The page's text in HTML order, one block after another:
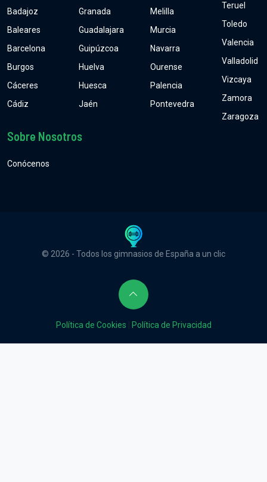
Badajoz
Baleares
Barcelona
Burgos
Cáceres
Cádiz
Granada
Guadalajara
Guipúzcoa
Huelva
Huesca
Jaén
Melilla
Murcia
Navarra
Ourense
Palencia
Pontevedra
Teruel
Toledo
Valencia
Valladolid
Vizcaya
Zamora
Zaragoza
Sobre Nosotros
Conócenos
© 2026 - Todos los gimnasios de España a un clic
Política de Cookies Política de Privacidad